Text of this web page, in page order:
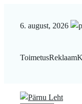
6. august, 2026
ToimetusReklaam